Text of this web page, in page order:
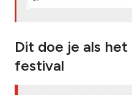
Dit doe je als
festival